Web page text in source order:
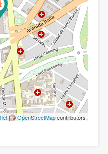
| ©OpenStreetMapcontributors